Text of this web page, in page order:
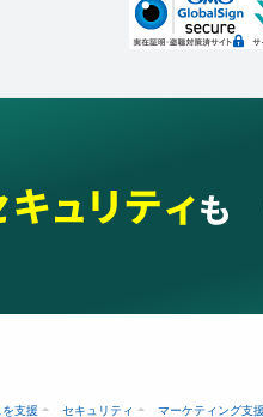
を支援 セキュリティ マーケティング支援